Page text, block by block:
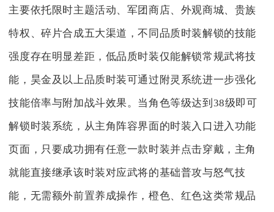
主要依托限时主题活动、军团商店、外观商城、贵族
特权、碎片合成五大渠道，不同品质时装解锁的技能
强度存在明显差距，低品质时装仅能解锁常规武将技
能，昊金及以上品质时装可通过附灵系统进一步强化
技能倍率与附加战斗效果。当角色等级达到38级即可
解锁时装系统，从主角阵容界面的时装入口进入功能
页面，只要成功拥有任意一款时装并点击穿戴，主角
就能直接继承该时装对应武将的基础普攻与怒气技
能，无需额外前置养成操作，橙色、红色这类常规品